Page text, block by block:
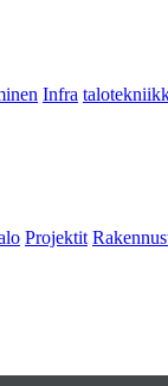
Infra
Projektit